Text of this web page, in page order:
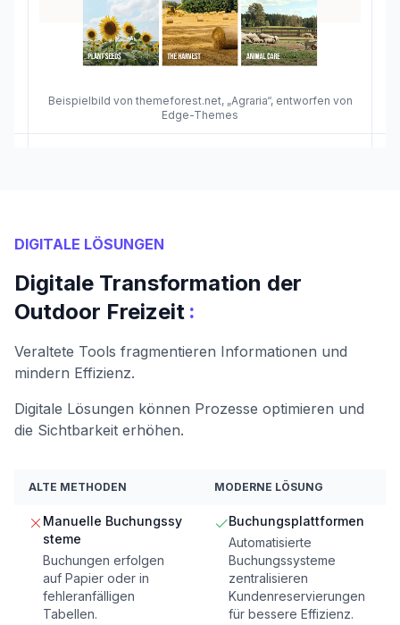
Beispielbild von themeforest.net, „Agraria“, entworfen von
Edge-Themes
DIGITALE LÖSUNGEN
Digitale Transformation der
Outdoor Freizeit :
Veraltete Tools fragmentieren Informationen und
mindern Effizienz.
Digitale Lösungen können Prozesse optimieren und
die Sichtbarkeit erhöhen.
ALTE METHODEN MODERNE LÖSUNG
Manuelle Buchungssy
steme
Buchungen erfolgen
auf Papier oder in
fehleranfälligen
Tabellen.
Buchungsplattformen
Automatisierte
Buchungssysteme
zentralisieren
Kundenreservierungen
für bessere Effizienz.